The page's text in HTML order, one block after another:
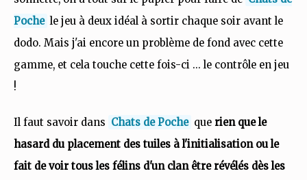
Poche le jeu à deux idéal à sortir chaque soir avant le
dodo. Mais j'ai encore un problème de fond avec cette
gamme, et cela touche cette fois-ci ... le contrôle en jeu
!
Il faut savoir dans Chats de Poche que rien que le
hasard du placement des tuiles à l'initialisation ou le
fait de voir tous les félins d'un clan être révélés dès les